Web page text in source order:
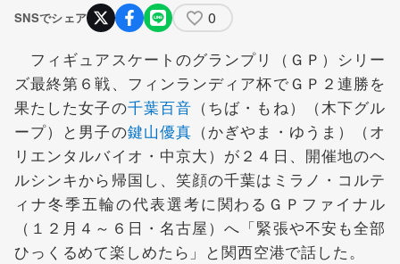
SNSでシェア 0
フィギュアスケートのグランプリ（ＧＰ）シリー
ズ最終第６戦、フィンランディア杯でＧＰ２連勝を
果たした女子の千葉百音 （ちば・もね）（木下グル
ープ）と男子の鍵山優真 （かぎやま・ゆうま）（オ
リエンタルバイオ・中京大）が２４日、開催地のヘ
ルシンキから帰国し、笑顔の千葉はミラノ・コルテ
ィナ冬季五輪の代表選考に関わるＧＰファイナル
（１２月４～６日・名古屋）へ「緊張や不安も全部
ひっくるめて楽しめたら」と関西空港で話した。